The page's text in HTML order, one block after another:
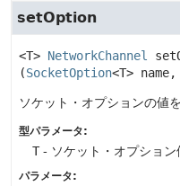
setOption
<T> NetworkChannel
(SocketOption<T>
ソケット・オプションの値
型パラメータ:
T- ソケット・オプション
パラメータ: